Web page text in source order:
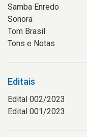
Samba Enredo
Sonora
Tom Brasil
Tons e Notas
Editais
Edital 002/2023
Edital 001/2023